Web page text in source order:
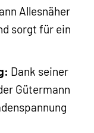
Allesnäher
sorgt für ein
Dank seiner
Gütermann